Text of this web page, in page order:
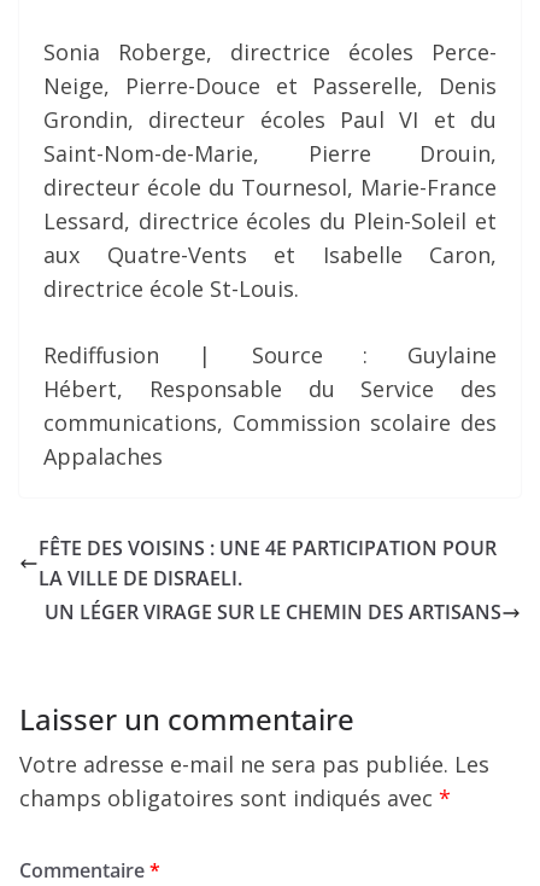
Sonia Roberge, directrice écoles Perce-
Neige, Pierre-Douce et Passerelle, Denis
Grondin, directeur écoles Paul VI et du
Saint-Nom-de-Marie, Pierre Drouin,
directeur école du Tournesol, Marie-France
Lessard, directrice écoles du Plein-Soleil et
aux Quatre-Vents et Isabelle Caron,
directrice école St-Louis.
Rediffusion | Source : Guylaine
Hébert, Responsable du Service des
communications, Commission scolaire des
Appalaches
FÊTE DES VOISINS : UNE 4E PARTICIPATION POUR
LA VILLE DE DISRAELI.
UN LÉGER VIRAGE SUR LE CHEMIN DES ARTISANS
Laisser un commentaire
Votre adresse e-mail ne sera pas publiée. Les
champs obligatoires sont indiqués avec *
Commentaire*